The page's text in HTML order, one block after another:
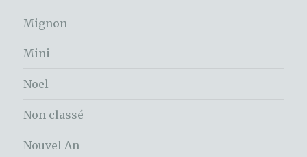
Mignon
Mini
Noel
Non classé
Nouvel An